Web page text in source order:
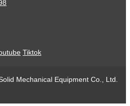
Tiktok
Mechanical Equipment Co., Ltd.